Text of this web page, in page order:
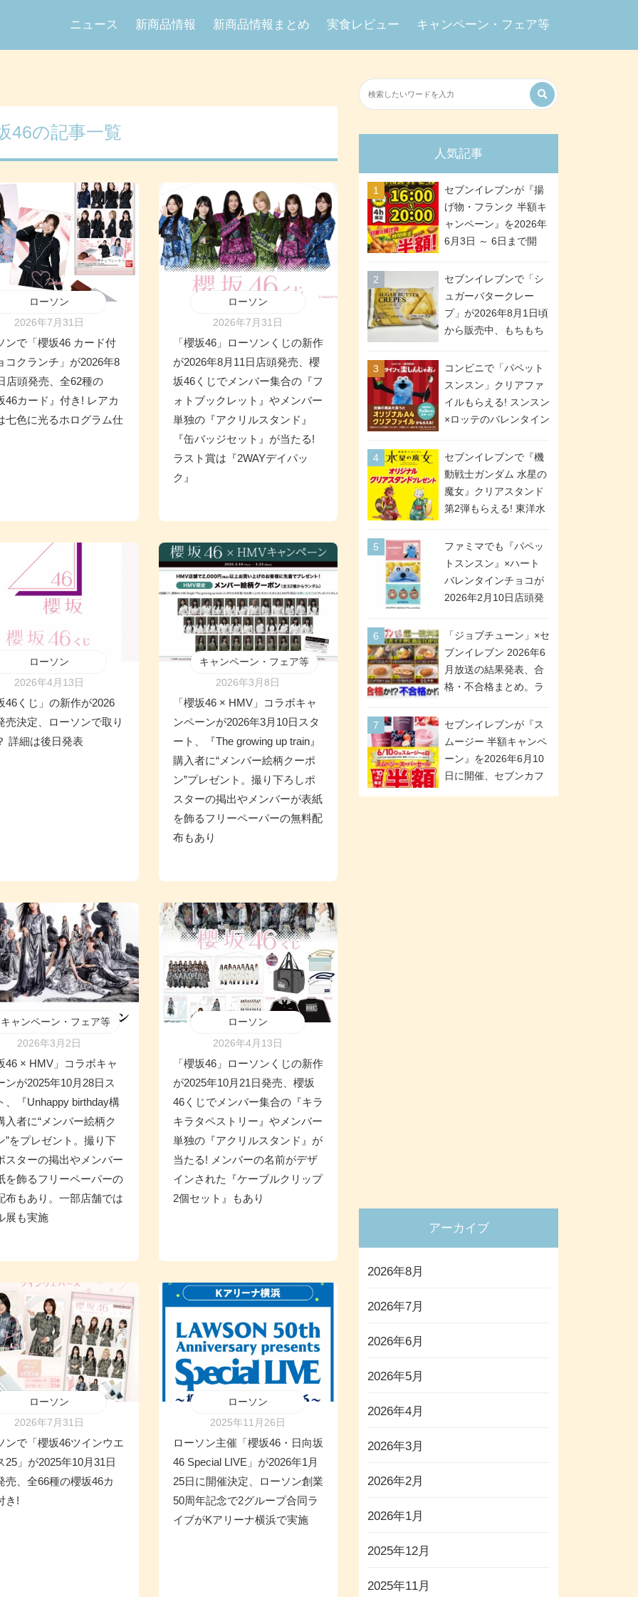
ニュース 新商品情報 新商品情報まとめ 実食レビュー キャンペーン・フェア等
46の記事一覧
ローソン
2026年7月31日
ンで「櫻坂46 カード付
コクランチ」が2026年8
店頭発売、全62種の
46カード』付き! レアカ
七色に光るホログラム仕
ローソン
2026年7月31日
「櫻坂46」ローソンくじの新作
が2026年8月11日店頭発売、櫻
坂46くじでメンバー集合の『フ
ォトブックレット』やメンバー
単独の『アクリルスタンド』
『缶バッジセット』が当たる!
ラスト賞は『2WAYデイパッ
ク』
ローソン
2026年4月13日
46くじ」の新作が2026
売決定、ローソンで取り
詳細は後日発表
キャンペーン・フェア等
2026年3月8日
「櫻坂46 × HMV」コラボキャ
ンペーンが2026年3月10日スタ
ート、『The growing up train』
購入者に“メンバー絵柄クーポ
ン”プレゼント。撮り下ろしポ
スターの掲出やメンバーが表紙
を飾るフリーペーパーの無料配
布もあり
キャンペーン・フェア等
2026年3月2日
46 × HMV」コラボキャ
ンが2025年10月28日ス
、『Unhappy birthday構
入者に“メンバー絵柄ク
”をプレゼント。撮り下
スターの掲出やメンバー
を飾るフリーペーパーの
布もあり。一部店舗では
展も実施
ローソン
2026年4月13日
「櫻坂46」ローソンくじの新作
が2025年10月21日発売、櫻坂
46くじでメンバー集合の『キラ
キラタペストリー』やメンバー
単独の『アクリルスタンド』が
当たる! メンバーの名前がデザ
インされた『ケーブルクリップ
2個セット』もあり
ローソン
2026年7月31日
ンで「櫻坂46ツインウエ
25」が2025年10月31日
売、全66種の櫻坂46カ
き!
ローソン
2025年11月26日
ローソン主催「櫻坂46・日向坂
46 Special LIVE」が2026年1月
25日に開催決定、ローソン創業
50周年記念で2グループ合同ラ
イブがKアリーナ横浜で実施
人気記事
セブンイレブンが『揚
げ物・フランク 半額キ
ャンペーン』を2026年
6月3日 ～ 6日まで開
などが「揚げ物スーパ
ーセール」でお得に! 各
日16:00 ～ 20:00の4時
間限定で実施。ななチ
メリカンドッグが税抜
セブンイレブンで「シ
ュガーバタークレー
プ」が2026年8月1日頃
から販売中、もちもち
シュガー＆バターをレ
ンジアップで手軽に楽
しめる冷凍食品。2個入
り
コンビニで「パペット
スンスン」クリアファ
イルもらえる! スンスン
×ロッテのバレンタイン
スタート。セブン、フ
ァミマ、ローソンの3社
で異なるデザイン＆対
象商品
セブンイレブンで『機
動戦士ガンダム 水星の
魔女』クリアスタンド
第2弾もらえる! 東洋水
ペーンが2026年5月26
日スタート。浴衣＆た
ぬき・キツネ姿のスレ
ッタ / ミオリネ / グエ
号・5号) / シャディク
が全6種のクリアスタン
ドになって登場!
ファミマでも『パペッ
トスンスン』×ハート
バレンタインチョコが
2026年2月10日店頭発
チョコ」「チョコ缶」
「ツインギフト」が登
場
「ジョブチューン」×セ
ブンイレブン 2026年6
月放送の結果発表、合
格・不合格まとめ。ラ
合格「金のハンバー
グ」。満場一致合格数
は6商品、合格数は2商
品。TVerでの見逃し配
セブンイレブンが『ス
ムージー 半額キャンペ
ーン』を2026年6月10
日に開催、セブンカフ
アーカイブ
2026年8月
2026年7月
2026年6月
2026年5月
2026年4月
2026年3月
2026年2月
2026年1月
2025年12月
2025年11月